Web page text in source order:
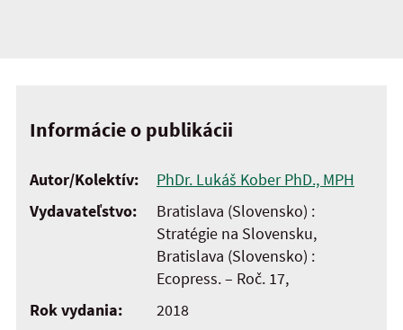
Informácie o publikácii
Autor/Kolektív:
PhDr. Lukáš Kober PhD., MPH
Vydavateľstvo:
Bratislava (Slovensko) :
Stratégie na Slovensku,
Bratislava (Slovensko) :
Ecopress. – Roč. 17,
Rok vydania:
2018